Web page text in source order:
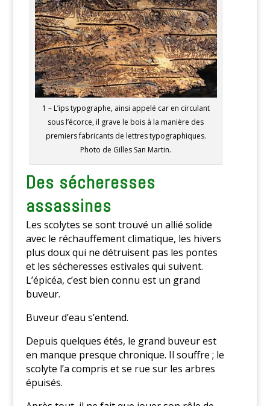
1 – L’ips typographe, ainsi appelé car en circulant
sous l’écorce, il grave le bois à la manière des
premiers fabricants de lettres typographiques.
Photo de Gilles San Martin.
Des sécheresses
assassines
Les scolytes se sont trouvé un allié solide
avec le réchauffement climatique, les hivers
plus doux qui ne détruisent pas les pontes
et les sécheresses estivales qui suivent.
L’épicéa, c’est bien connu est un grand
buveur.
Buveur d’eau s’entend.
Depuis quelques étés, le grand buveur est
en manque presque chronique. Il souffre ; le
scolyte l’a compris et se rue sur les arbres
épuisés.